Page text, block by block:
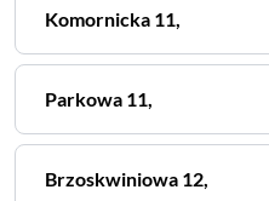
Komornicka 11,
Parkowa 11,
Brzoskwiniowa 12,